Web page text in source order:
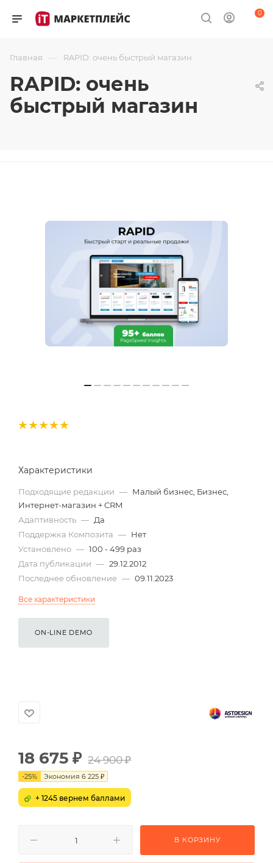
0
Главная — RAPID: очень быстрый магазин
RAPID: очень
быстрый магазин
Характеристики
Подходящие редакции — Малый бизнес, Бизнес,
Интернет-магазин + CRM
Адаптивность — Да
Поддержка Композита — Нет
Установлено — 100 - 499 раз
Дата публикации — 29.12.2012
Последнее обновление — 09.11.2023
Все характеристики
ON-LINE DEMO
18 675 ₽ 24 900₽
-25% Экономия 6 225 ₽
+ 1245 вернем баллами
В КОРЗИНУ